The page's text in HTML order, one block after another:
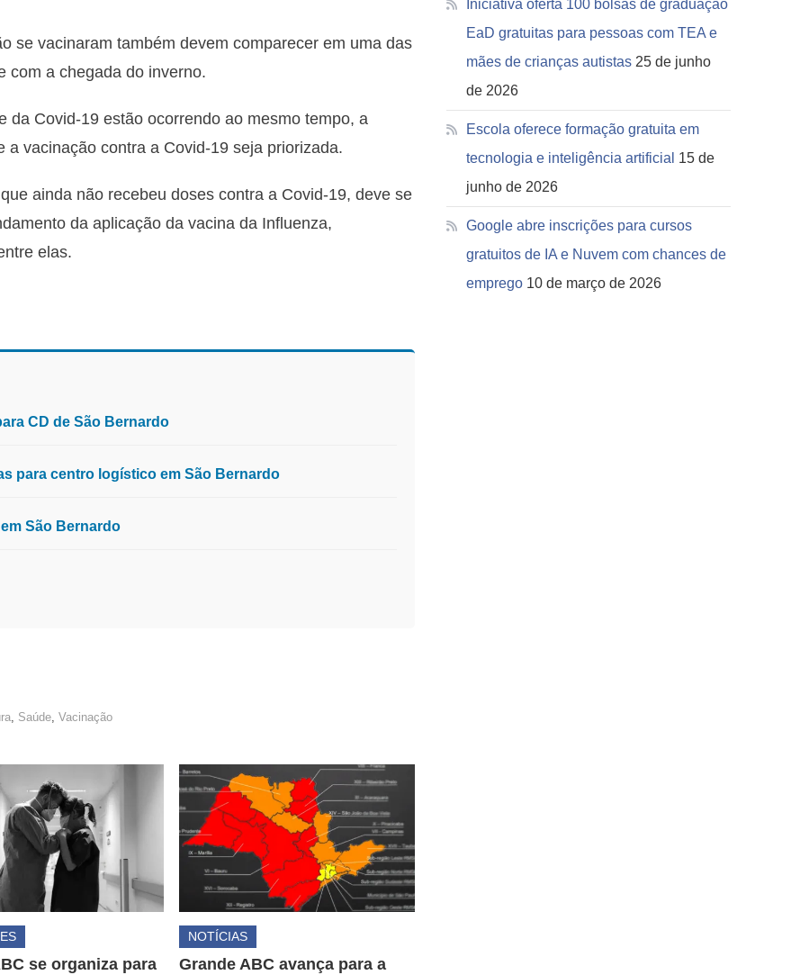
se vacinaram também devem comparecer em uma das
com a chegada do inverno.
da Covid-19 estão ocorrendo ao mesmo tempo, a
vacinação contra a Covid-19 seja priorizada.
ainda não recebeu doses contra a Covid-19, deve se
da aplicação da vacina da Influenza,
elas.
CD de São Bernardo
para centro logístico em São Bernardo
São Bernardo
, Saúde, Vacinação
se organiza para
NOTÍCIAS
Grande ABC avança para a
Iniciativa oferta 100 bolsas de graduação
EaD gratuitas para pessoas com TEA e
mães de crianças autistas 25 de junho
de 2026
Escola oferece formação gratuita em
tecnologia e inteligência artificial 15 de
junho de 2026
Google abre inscrições para cursos
gratuitos de IA e Nuvem com chances de
emprego 10 de março de 2026